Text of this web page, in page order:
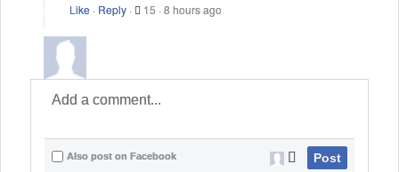
Like · Reply · 15 ·8 hours ago
Also post on Facebook Post